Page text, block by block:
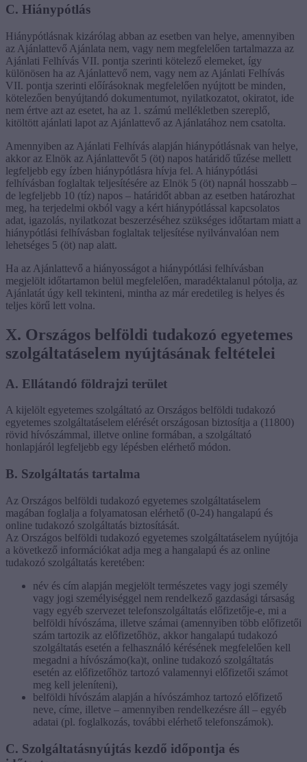
C. Hiánypótlás
Hiánypótlásnak kizárólag abban az esetben van helye, amennyiben
az Ajánlattevő Ajánlata nem, vagy nem megfelelően tartalmazza az
Ajánlati Felhívás VII. pontja szerinti kötelező elemeket, így
különösen ha az Ajánlattevő nem, vagy nem az Ajánlati Felhívás
VII. pontja szerinti előírásoknak megfelelően nyújtott be minden,
kötelezően benyújtandó dokumentumot, nyilatkozatot, okiratot, ide
nem értve azt az esetet, ha az 1. számú mellékletben szereplő,
kitöltött ajánlati lapot az Ajánlattevő az Ajánlatához nem csatolta.
Amennyiben az Ajánlati Felhívás alapján hiánypótlásnak van helye,
akkor az Elnök az Ajánlattevőt 5 (öt) napos határidő tűzése mellett
legfeljebb egy ízben hiánypótlásra hívja fel. A hiánypótlási
felhívásban foglaltak teljesítésére az Elnök 5 (öt) napnál hosszabb –
de legfeljebb 10 (tíz) napos – határidőt abban az esetben határozhat
meg, ha terjedelmi okból vagy a kért hiánypótlással kapcsolatos
adat, igazolás, nyilatkozat beszerzéséhez szükséges időtartam miatt a
hiánypótlási felhívásban foglaltak teljesítése nyilvánvalóan nem
lehetséges 5 (öt) nap alatt.
Ha az Ajánlattevő a hiányosságot a hiánypótlási felhívásban
megjelölt időtartamon belül megfelelően, maradéktalanul pótolja, az
Ajánlatát úgy kell tekinteni, mintha az már eredetileg is helyes és
teljes körű lett volna.
X. Országos belföldi tudakozó egyetemes
szolgáltatáselem nyújtásának feltételei
A. Ellátandó földrajzi terület
A kijelölt egyetemes szolgáltató az Országos belföldi tudakozó
egyetemes szolgáltatáselem elérését országosan biztosítja a (11800)
rövid hívószámmal, illetve online formában, a szolgáltató
honlapjáról legfeljebb egy lépésben elérhető módon.
B. Szolgáltatás tartalma
Az Országos belföldi tudakozó egyetemes szolgáltatáselem
magában foglalja a folyamatosan elérhető (0-24) hangalapú és
online tudakozó szolgáltatás biztosítását.
Az Országos belföldi tudakozó egyetemes szolgáltatáselem nyújtója
a következő információkat adja meg a hangalapú és az online
tudakozó szolgáltatás keretében:
név és cím alapján megjelölt természetes vagy jogi személy
vagy jogi személyiséggel nem rendelkező gazdasági társaság
vagy egyéb szervezet telefonszolgáltatás előfizetője-e, mi a
belföldi hívószáma, illetve számai (amennyiben több előfizetői
szám tartozik az előfizetőhöz, akkor hangalapú tudakozó
szolgáltatás esetén a felhasználó kérésének megfelelően kell
megadni a hívószámo(ka)t, online tudakozó szolgáltatás
esetén az előfizetőhöz tartozó valamennyi előfizetői számot
meg kell jeleníteni),
belföldi hívószám alapján a hívószámhoz tartozó előfizető
neve, címe, illetve – amennyiben rendelkezésre áll – egyéb
adatai (pl. foglalkozás, további elérhető telefonszámok).
C. Szolgáltatásnyújtás kezdő időpontja és